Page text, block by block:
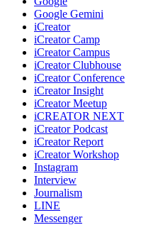
Google Gemini
iCreator
iCreator Camp
iCreator Campus
iCreator Clubhouse
iCreator Conference
iCreator Insight
iCreator Meetup
iCREATOR NEXT
iCreator Podcast
iCreator Report
iCreator Workshop
Instagram
Interview
Journalism
LINE
Messenger